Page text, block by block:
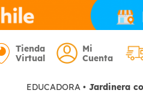
Tienda
Virtual
Mi
Cuenta
EDUCADORA• Jardinera